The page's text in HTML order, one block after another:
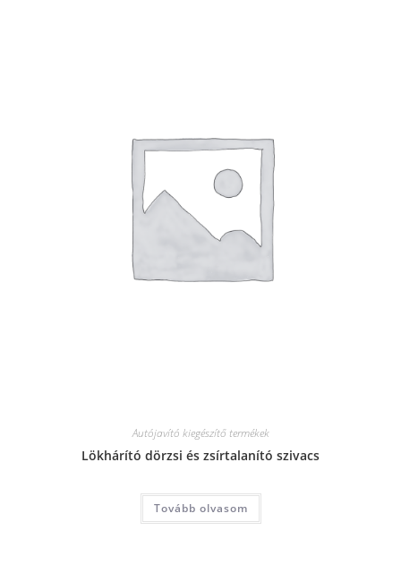
Autójavító kiegészítő termékek
Lökhárító dörzsi és zsírtalanító szivacs
Tovább olvasom